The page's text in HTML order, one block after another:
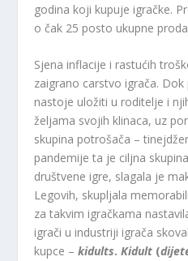
godina koji kupuje igračke.
o čak 25 posto ukupne
Sjena inflacije i rastućih
zaigrano carstvo igrača.
nastoje uložiti u roditelje i
željama svojih klinaca, uz
skupina potrošača –
pandemije ta je ciljna
društvene igre, slagala je
Legovih, skupljala
za takvim igračkama
igrači u industriji igrača
kupce –kidults.Kidult (